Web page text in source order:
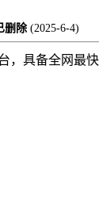
删除 (2025-6-4)
，具备全网最